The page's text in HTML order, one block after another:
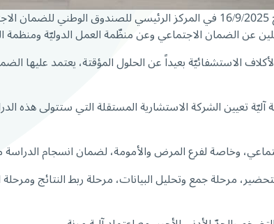
16/9/2025 في المركز الرئيسي للصندوق الوطني
عن الضمان الاجتماعي وعن منظّمة العمل الدوليّة ومنظمة
الاستشفائيّة بعيداً عن الحلول المؤقتة، يعتمد
تعيين الشركة الاستشارية المستقلة التي ستتولى هذه
وخاصة لفرع المرض والأمومة، لضمان انسجام الدراسة
مرحلة جمع وتحليل البيانات، مرحلة ربط النتائج ومرحلة